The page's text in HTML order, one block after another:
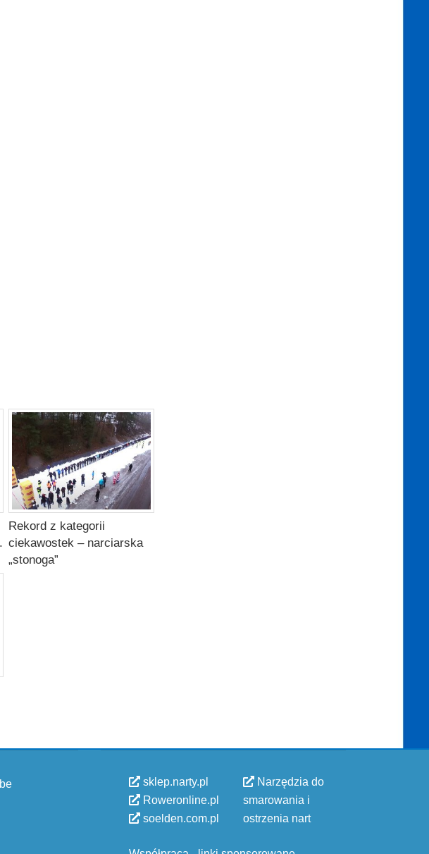
Rekord z kategorii
ciekawostek – narciarska
„stonoga”
sklep.narty.pl
Roweronline.pl
soelden.com.pl
Narzędzia do
smarowania i
ostrzenia nart